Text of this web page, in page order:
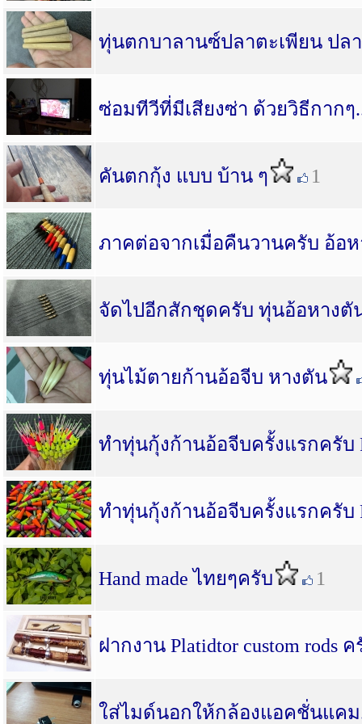
ทุ่นตกบาลานซ์ปลาตะเพียน ปล
ซ่อมทีวีที่มีเสียงซ่า ด้วยวิธีกากๆ
คันตกกุ้ง แบบ บ้าน ๆ 1
ภาคต่อจากเมื่อคืนวานครับ อ้อ
จัดไปอีกสักชุดครับ ทุ่นอ้อหางตั
ทุ่นไม้ตายก้านอ้อจีบ หางตัน
ทำทุ่นกุ้งก้านอ้อจีบครั้งแรกครับ
ทำทุ่นกุ้งก้านอ้อจีบครั้งแรกครับ
Hand made ไทยๆครับ 1
ฝากงาน​ Platidtor custom rods ค
ใส่ไมด์นอกให้กล้องแอคชั่นแคม